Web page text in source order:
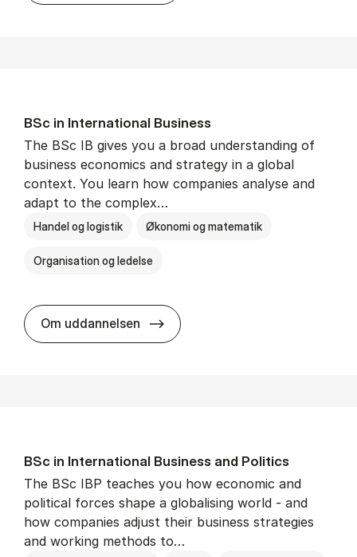
BSc in In­ter­na­tion­al Busi­ness
The BSc IB gives you a broad understanding of
business economics and strategy in a global
context. You learn how companies analyse and
adapt to the complex…
Handel og logistik Økonomi og matematik
Organisation og ledelse
Om uddannelsen BSc in In­ter­na­tion­al Busi­ness
BSc in In­ter­na­tion­al Busi­ness and Polit­ics
The BSc IBP teaches you how economic and
political forces shape a globalising world - and
how companies adjust their business strategies
and working methods to…